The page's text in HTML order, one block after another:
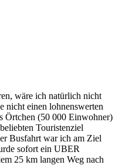
wäre ich natürlich nicht
nicht einen lohnenswerten
(50 000 Einwohner)
Touristenziel
Busfahrt war ich am Ziel
sofort ein UBER
25 km langen Weg nach